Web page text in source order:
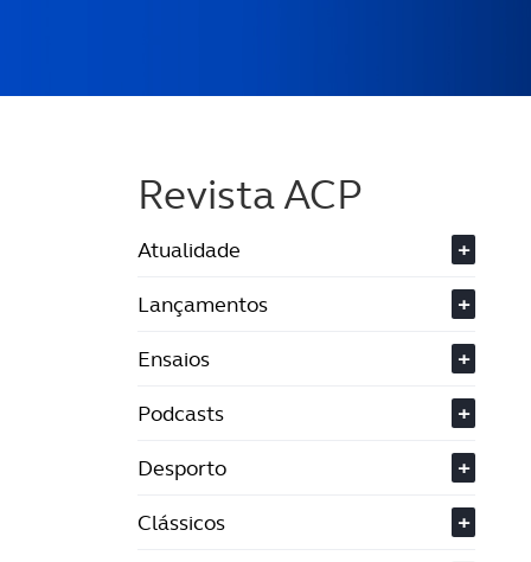
Revista ACP
Atualidade
+
Lançamentos
+
Ensaios
+
Podcasts
+
Desporto
+
Clássicos
+